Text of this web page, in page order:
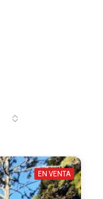
EN VENTA